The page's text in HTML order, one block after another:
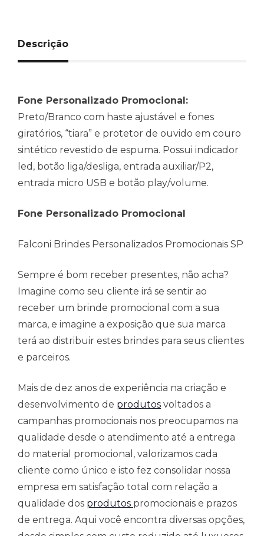
Descrição
Fone Personalizado Promocional:
Preto/Branco com haste ajustável e fones
giratórios, “tiara” e protetor de ouvido em couro
sintético revestido de espuma. Possui indicador
led, botão liga/desliga, entrada auxiliar/P2,
entrada micro USB e botão play/vol ume.
Fone Personalizado Promocional
Falconi Brindes Personalizados Promocionais SP
Sempre é bom receber presentes, não acha?
Imagine como seu cliente irá se sentir ao
receber um brinde promocional com a sua
marca, e imagine a exposição que sua marca
terá ao distribuir estes brindes para seus clientes
e parceiros.
Mais de dez anos de experiência na criação e
desenvolvimento de produtos voltados a
campanhas promocionais nos preocupamos na
qualidade desde o atendimento até a entrega
do material promocional, valorizamos cada
cliente como único e isto fez consolidar nossa
empresa em satisfação total com relação a
qualidade dos produtos promocionais e prazos
de entrega. Aqui você encontra diversas opções,